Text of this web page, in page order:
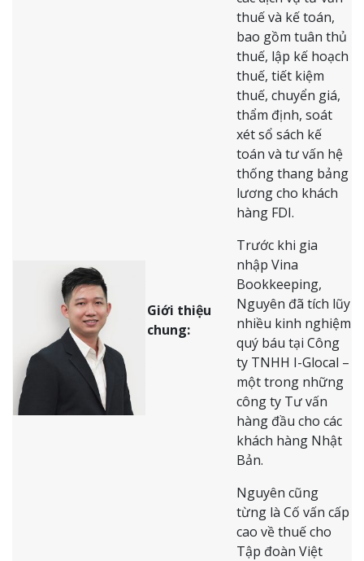
Giới thiệu
chung:
thuế và kế toán,
bao gồm tuân thủ
thuế, lập kế hoạch
thuế, tiết kiệm
thuế, chuyển giá,
thẩm định, soát
xét sổ sách kế
toán và tư vấn hệ
thống thang bảng
lương cho khách
hàng FDI.
Trước khi gia
nhập Vina
Bookkeeping,
Nguyên đã tích lũy
nhiều kinh nghiệm
quý báu tại Công
ty TNHH I-Glocal –
một trong những
công ty Tư vấn
hàng đầu cho các
khách hàng Nhật
Bản.
Nguyên cũng
từng là Cố vấn cấp
cao về thuế cho
Tập đoàn Việt